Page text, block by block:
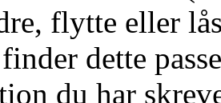
flytte eller
dette
du har